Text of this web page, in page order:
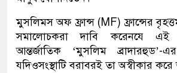
মুসলিমস অফ ফ্রান্স (MF) ফ্রান্সের
সমালোচকরা
দাবি করেনযে এই
আন্তর্জাতিক ‘মুসলিম ব্রাদারহুড’-এর
যদিওসংস্থাটি বরাবরই তা অস্বীকার করে